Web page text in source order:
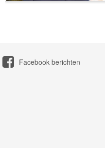
Facebook berichten